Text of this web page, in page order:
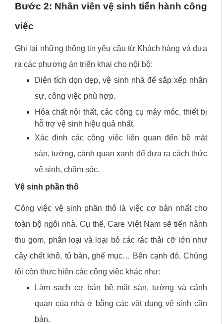
Bước 2: Nhân viên vệ sinh tiến hành công
việc
Ghi lại những thông tin yêu cầu từ Khách hàng và đưa
ra các phương án triển khai cho nội bộ:
Diện tích dọn dẹp, vệ sinh nhà để sắp xếp nhân
sự, công việc phù hợp.
Hóa chất nội thất, các công cụ máy móc, thiết bị
hỗ trợ vệ sinh hiệu quả nhất.
Xác định các công việc liên quan đến bề mặt
sàn, tường, cảnh quan xanh để đưa ra cách thức
vệ sinh, chăm sóc.
Vệ sinh phần thô
Công việc vệ sinh phần thô là việc cơ bản nhất cho
toàn bộ ngôi nhà. Cụ thể, Care Việt Nam sẽ tiến hành
thu gom, phân loại và loại bỏ các rác thải cỡ lớn như
cây chết khô, tủ bàn, ghế mục… Bên cạnh đó, Chúng
tôi còn thực hiện các công việc khác như:
Làm sạch cơ bản bề mặt sàn, tường và cảnh
quan của nhà ở bằng các vật dụng vệ sinh căn
bản.